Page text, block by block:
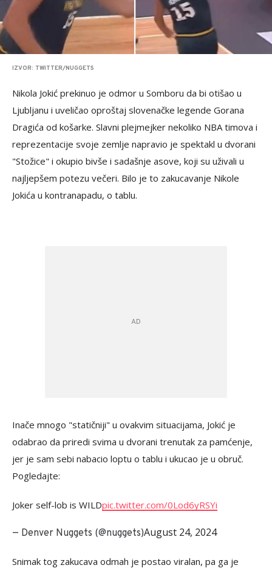
IZVOR: TWITTER/NUGGETS
Nikola Jokić prekinuo je odmor u Somboru da bi otišao u
Ljubljanu i uveličao oproštaj slovenačke legende Gorana
Dragića od košarke. Slavni plejmejker nekoliko NBA timova i
reprezentacije svoje zemlje napravio je spektakl u dvorani
"Stožice" i okupio bivše i sadašnje asove, koji su uživali u
najljepšem potezu večeri. Bilo je to zakucavanje Nikole
Jokića u kontranapadu, o tablu.
Inače mnogo "statičniji" u ovakvim situacijama, Jokić je
odabrao da priredi svima u dvorani trenutak za pamćenje,
jer je sam sebi nabacio loptu o tablu i ukucao je u obruč.
Pogledajte:
Joker self-lob is WILDpic.twitter.com/0Lod6yRSYi
— Denver Nuggets (@nuggets)August 24, 2024
Snimak tog zakucava odmah je postao viralan, pa ga je